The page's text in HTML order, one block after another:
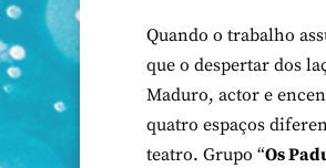
Quando o trabalho
que o despertar dos
Maduro, actor e
quatro espaços
teatro. Grupo “Os